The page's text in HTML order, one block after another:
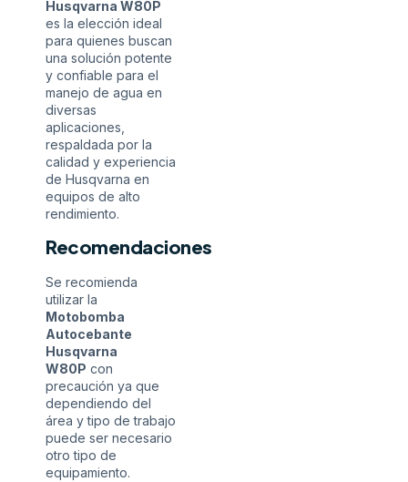
Husqvarna W80P
es la elección ideal
para quienes buscan
una solución potente
y confiable para el
manejo de agua en
diversas
aplicaciones,
respaldada por la
calidad y experiencia
de Husqvarna en
equipos de alto
rendimiento.
Recomendaciones
Se recomienda
utilizar la
Motobomba
Autocebante
Husqvarna
W80P con
precaución ya que
dependiendo del
área y tipo de trabajo
puede ser necesario
otro tipo de
equipamiento.